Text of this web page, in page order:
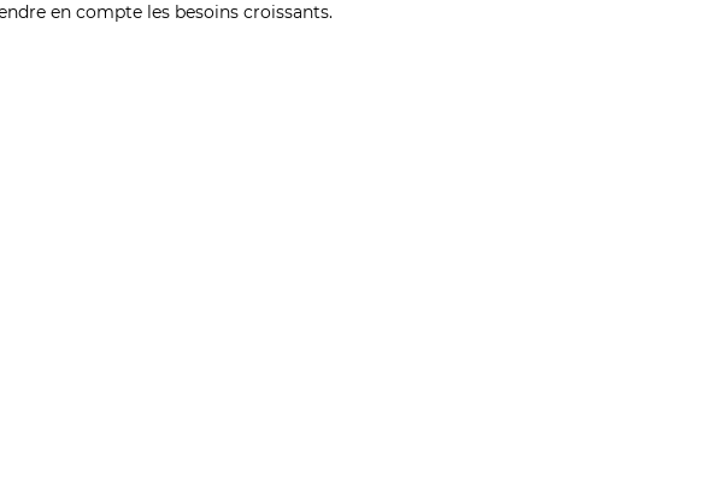
en compte les besoins croissants.